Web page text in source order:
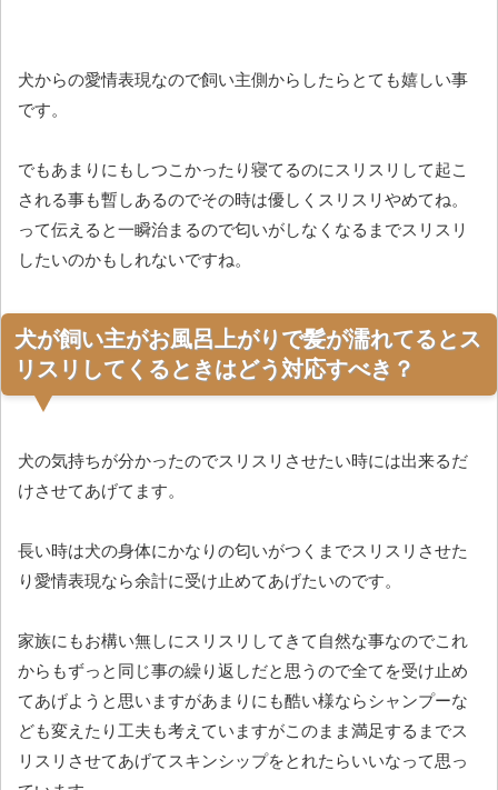
犬からの愛情表現なので飼い主側からしたらとても嬉しい事
です。
でもあまりにもしつこかったり寝てるのにスリスリして起こ
される事も暫しあるのでその時は優しくスリスリやめてね。
って伝えると一瞬治まるので匂いがしなくなるまでスリスリ
したいのかもしれないですね。
犬が飼い主がお風呂上がりで髪が濡れてるとス
リスリしてくるときはどう対応すべき？
犬の気持ちが分かったのでスリスリさせたい時には出来るだ
けさせてあげてます。
長い時は犬の身体にかなりの匂いがつくまでスリスリさせた
り愛情表現なら余計に受け止めてあげたいのです。
家族にもお構い無しにスリスリしてきて自然な事なのでこれ
からもずっと同じ事の繰り返しだと思うので全てを受け止め
てあげようと思いますがあまりにも酷い様ならシャンプーな
ども変えたり工夫も考えていますがこのまま満足するまでス
リスリさせてあげてスキンシップをとれたらいいなって思っ